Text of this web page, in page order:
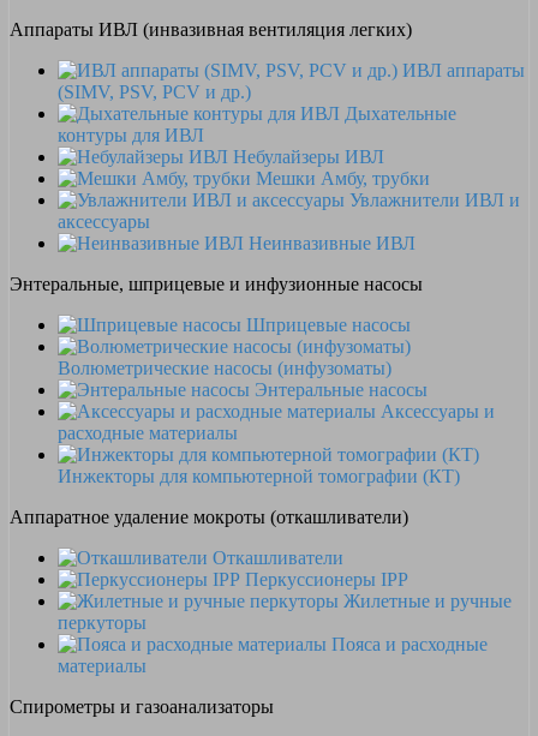
Аппараты ИВЛ (инвазивная вентиляция легких)
ИВЛ аппараты
(SIMV, PSV, PCV и др.)
Дыхательные
контуры для ИВЛ
Небулайзеры ИВЛ
Мешки Амбу, трубки
Увлажнители ИВЛ и
аксессуары
Неинвазивные ИВЛ
Энтеральные, шприцевые и инфузионные насосы
Шприцевые насосы
Волюметрические насосы (инфузоматы)
Энтеральные насосы
Аксессуары и
расходные материалы
Инжекторы для компьютерной томографии (КТ)
Аппаратное удаление мокроты (откашливатели)
Откашливатели
Перкуссионеры IPP
Жилетные и ручные
перкуторы
Пояса и расходные
материалы
Спирометры и газоанализаторы